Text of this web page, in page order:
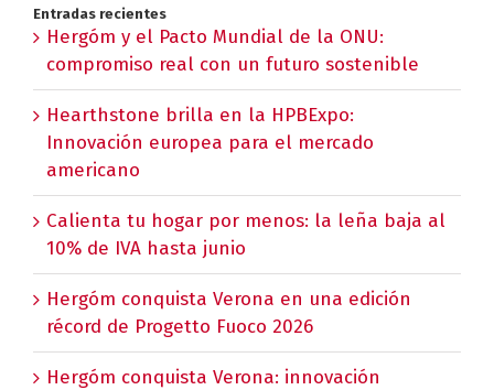
Entradas recientes
Hergóm y el Pacto Mundial de la ONU:
compromiso real con un futuro sostenible
Hearthstone brilla en la HPBExpo:
Innovación europea para el mercado
americano
Calienta tu hogar por menos: la leña baja al
10% de IVA hasta junio
Hergóm conquista Verona en una edición
récord de Progetto Fuoco 2026
Hergóm conquista Verona: innovación